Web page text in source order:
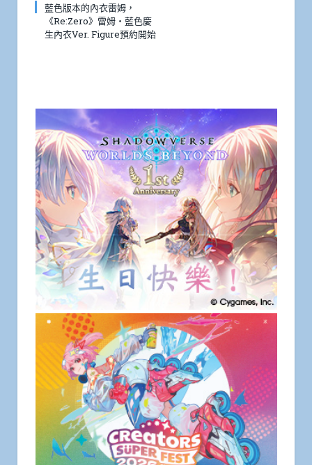
藍色版本的內衣雷姆，
《Re:Zero》雷姆・藍色慶
生內衣Ver. Figure預約開始